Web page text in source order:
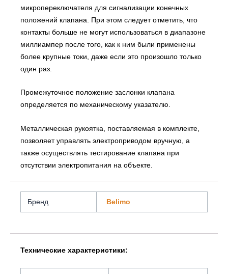
микропереключателя для сигнализации конечных
положений клапана. При этом следует отметить, что
контакты больше не могут использоваться в диапазоне
миллиампер после того, как к ним были применены
более крупные токи, даже если это произошло только
один раз.
Промежуточное положение заслонки клапана
определяется по механическому указателю.
Металлическая рукоятка, поставляемая в комплекте,
позволяет управлять электроприводом вручную, а
также осуществлять тестирование клапана при
отсутствии электропитания на объекте.
Бренд Belimo
Технические характеристики: